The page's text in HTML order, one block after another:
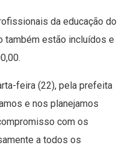
da educação do
também estão incluídos e
feira (22), pela prefeita
e nos planejamos
com os
a todos os